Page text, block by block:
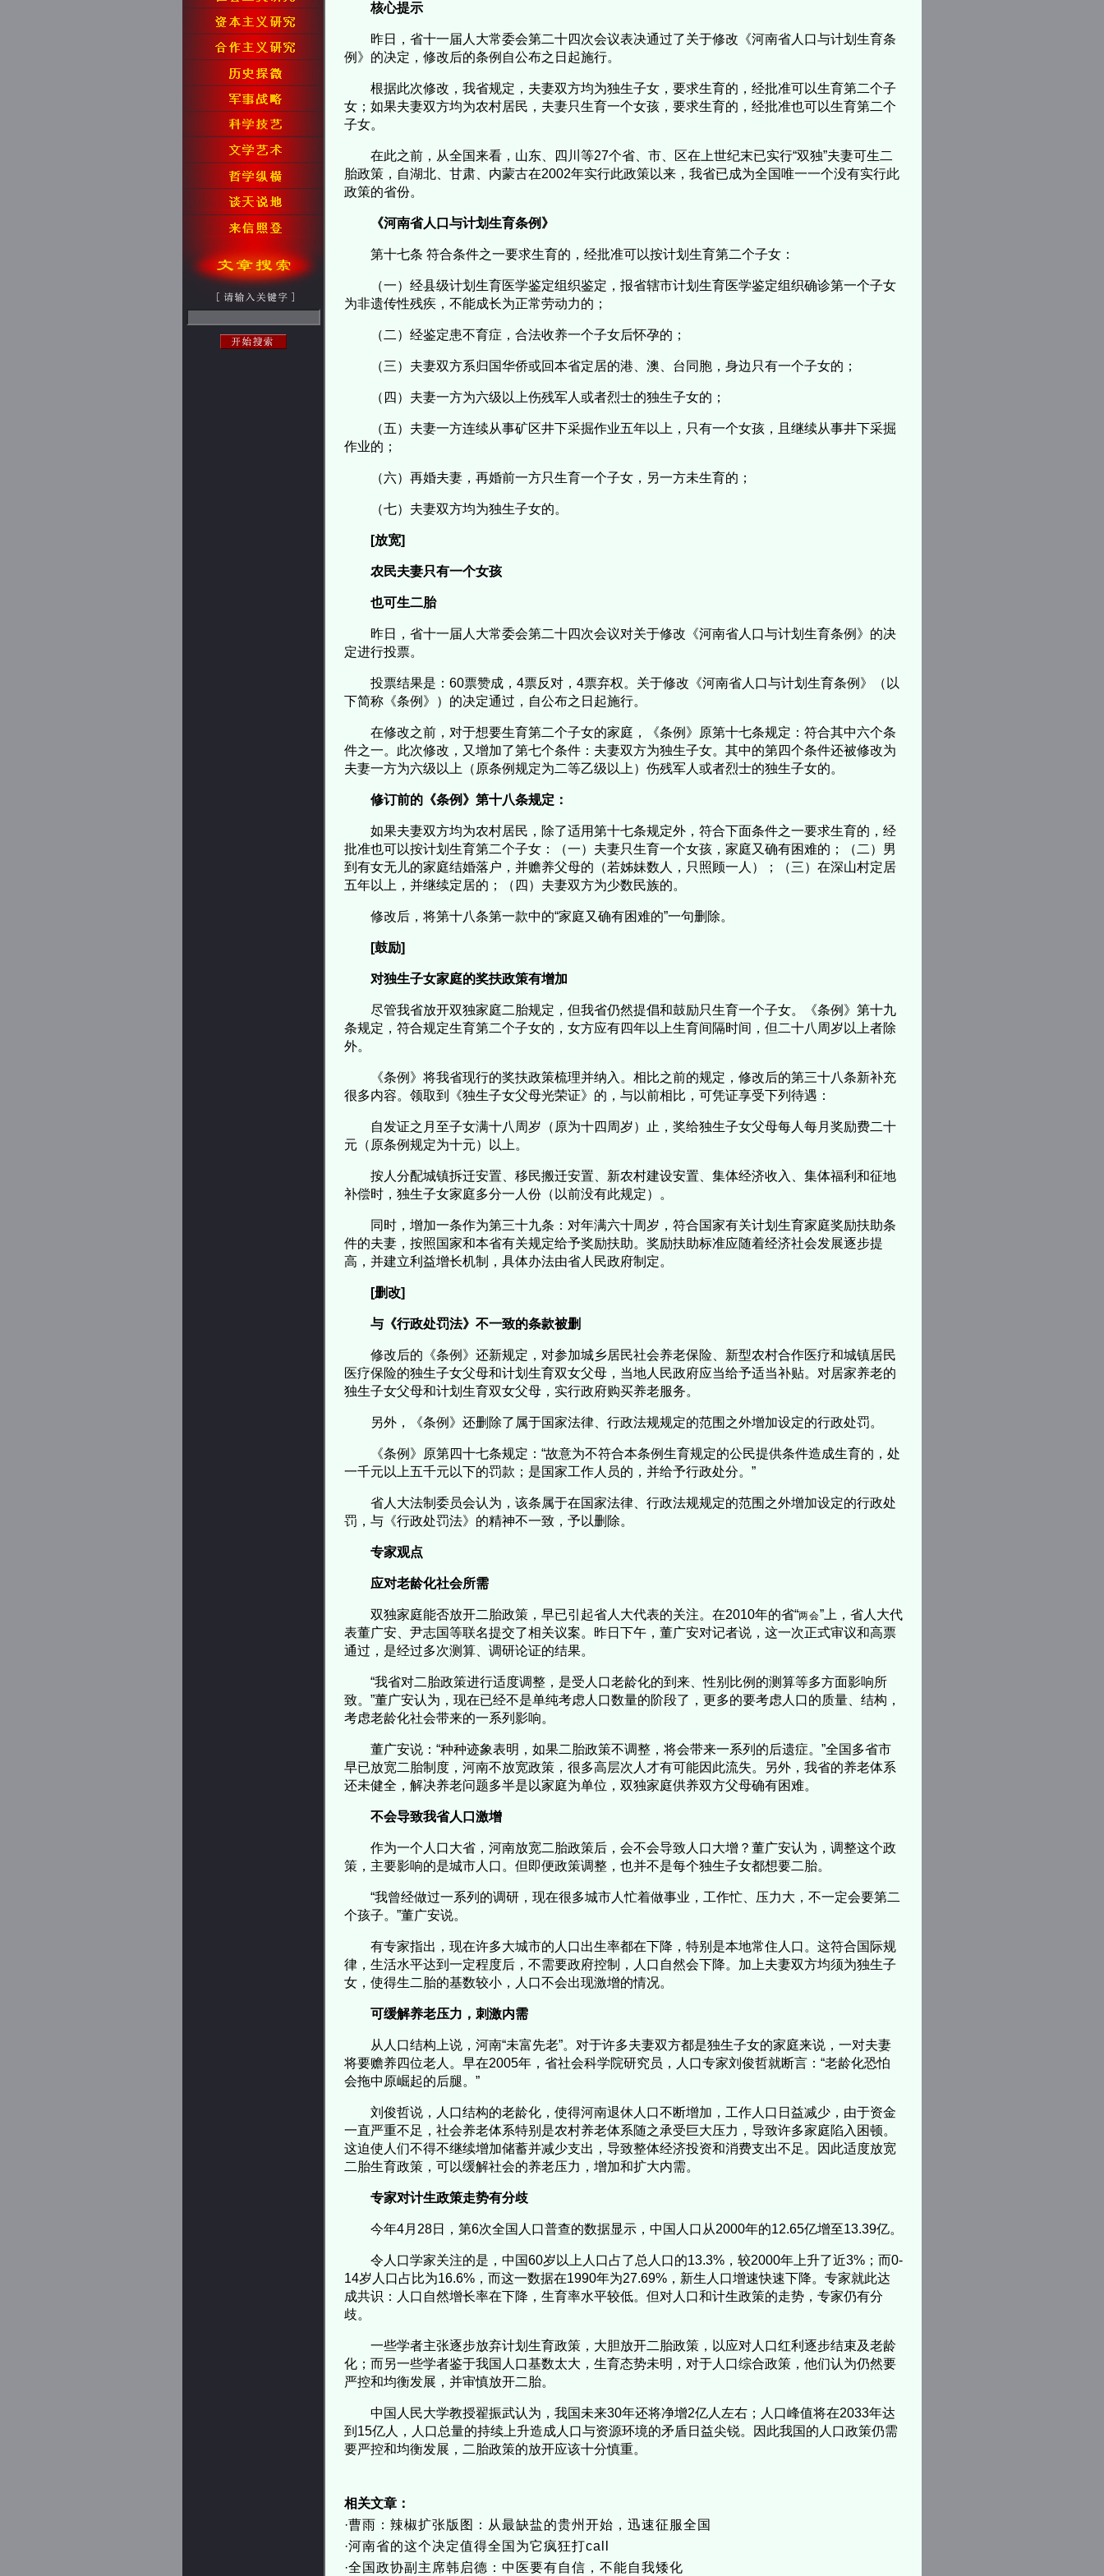
核心提示
昨日，省十一届人大常委会第二十四次会议表决通过了关于修改《河南省人口与计划生育条
例》的决定，修改后的条例自公布之日起施行。
根据此次修改，我省规定，夫妻双方均为独生子女，要求生育的，经批准可以生育第二个子
女；如果夫妻双方均为农村居民，夫妻只生育一个女孩，要求生育的，经批准也可以生育第二个
子女。
在此之前，从全国来看，山东、四川等27个省、市、区在上世纪末已实行“双独”夫妻可生二
胎政策，自湖北、甘肃、内蒙古在2002年实行此政策以来，我省已成为全国唯一一个没有实行此
政策的省份。
《河南省人口与计划生育条例》
第十七条 符合条件之一要求生育的，经批准可以按计划生育第二个子女：
（一）经县级计划生育医学鉴定组织鉴定，报省辖市计划生育医学鉴定组织确诊第一个子女
为非遗传性残疾，不能成长为正常劳动力的；
（二）经鉴定患不育症，合法收养一个子女后怀孕的；
（三）夫妻双方系归国华侨或回本省定居的港、澳、台同胞，身边只有一个子女的；
（四）夫妻一方为六级以上伤残军人或者烈士的独生子女的；
（五）夫妻一方连续从事矿区井下采掘作业五年以上，只有一个女孩，且继续从事井下采掘
作业的；
（六）再婚夫妻，再婚前一方只生育一个子女，另一方未生育的；
（七）夫妻双方均为独生子女的。
[放宽]
农民夫妻只有一个女孩
也可生二胎
昨日，省十一届人大常委会第二十四次会议对关于修改《河南省人口与计划生育条例》的决
定进行投票。
投票结果是：60票赞成，4票反对，4票弃权。关于修改《河南省人口与计划生育条例》（以
下简称《条例》）的决定通过，自公布之日起施行。
在修改之前，对于想要生育第二个子女的家庭，《条例》原第十七条规定：符合其中六个条
件之一。此次修改，又增加了第七个条件：夫妻双方为独生子女。其中的第四个条件还被修改为
夫妻一方为六级以上（原条例规定为二等乙级以上）伤残军人或者烈士的独生子女的。
修订前的《条例》第十八条规定：
如果夫妻双方均为农村居民，除了适用第十七条规定外，符合下面条件之一要求生育的，经
批准也可以按计划生育第二个子女：（一）夫妻只生育一个女孩，家庭又确有困难的；（二）男
到有女无儿的家庭结婚落户，并赡养父母的（若姊妹数人，只照顾一人）；（三）在深山村定居
五年以上，并继续定居的；（四）夫妻双方为少数民族的。
修改后，将第十八条第一款中的“家庭又确有困难的”一句删除。
[鼓励]
对独生子女家庭的奖扶政策有增加
尽管我省放开双独家庭二胎规定，但我省仍然提倡和鼓励只生育一个子女。《条例》第十九
条规定，符合规定生育第二个子女的，女方应有四年以上生育间隔时间，但二十八周岁以上者除
外。
《条例》将我省现行的奖扶政策梳理并纳入。相比之前的规定，修改后的第三十八条新补充
很多内容。领取到《独生子女父母光荣证》的，与以前相比，可凭证享受下列待遇：
自发证之月至子女满十八周岁（原为十四周岁）止，奖给独生子女父母每人每月奖励费二十
元（原条例规定为十元）以上。
按人分配城镇拆迁安置、移民搬迁安置、新农村建设安置、集体经济收入、集体福利和征地
补偿时，独生子女家庭多分一人份（以前没有此规定）。
同时，增加一条作为第三十九条：对年满六十周岁，符合国家有关计划生育家庭奖励扶助条
件的夫妻，按照国家和本省有关规定给予奖励扶助。奖励扶助标准应随着经济社会发展逐步提
高，并建立利益增长机制，具体办法由省人民政府制定。
[删改]
与《行政处罚法》不一致的条款被删
修改后的《条例》还新规定，对参加城乡居民社会养老保险、新型农村合作医疗和城镇居民
医疗保险的独生子女父母和计划生育双女父母，当地人民政府应当给予适当补贴。对居家养老的
独生子女父母和计划生育双女父母，实行政府购买养老服务。
另外，《条例》还删除了属于国家法律、行政法规规定的范围之外增加设定的行政处罚。
《条例》原第四十七条规定：“故意为不符合本条例生育规定的公民提供条件造成生育的，处
一千元以上五千元以下的罚款；是国家工作人员的，并给予行政处分。”
省人大法制委员会认为，该条属于在国家法律、行政法规规定的范围之外增加设定的行政处
罚，与《行政处罚法》的精神不一致，予以删除。
专家观点
应对老龄化社会所需
双独家庭能否放开二胎政策，早已引起省人大代表的关注。在2010年的省“两会”上，省人大代
表董广安、尹志国等联名提交了相关议案。昨日下午，董广安对记者说，这一次正式审议和高票
通过，是经过多次测算、调研论证的结果。
“我省对二胎政策进行适度调整，是受人口老龄化的到来、性别比例的测算等多方面影响所
致。”董广安认为，现在已经不是单纯考虑人口数量的阶段了，更多的要考虑人口的质量、结构，
考虑老龄化社会带来的一系列影响。
董广安说：“种种迹象表明，如果二胎政策不调整，将会带来一系列的后遗症。”全国多省市
早已放宽二胎制度，河南不放宽政策，很多高层次人才有可能因此流失。另外，我省的养老体系
还未健全，解决养老问题多半是以家庭为单位，双独家庭供养双方父母确有困难。
不会导致我省人口激增
作为一个人口大省，河南放宽二胎政策后，会不会导致人口大增？董广安认为，调整这个政
策，主要影响的是城市人口。但即便政策调整，也并不是每个独生子女都想要二胎。
“我曾经做过一系列的调研，现在很多城市人忙着做事业，工作忙、压力大，不一定会要第二
个孩子。”董广安说。
有专家指出，现在许多大城市的人口出生率都在下降，特别是本地常住人口。这符合国际规
律，生活水平达到一定程度后，不需要政府控制，人口自然会下降。加上夫妻双方均须为独生子
女，使得生二胎的基数较小，人口不会出现激增的情况。
可缓解养老压力，刺激内需
从人口结构上说，河南“未富先老”。对于许多夫妻双方都是独生子女的家庭来说，一对夫妻
将要赡养四位老人。早在2005年，省社会科学院研究员，人口专家刘俊哲就断言：“老龄化恐怕
会拖中原崛起的后腿。”
刘俊哲说，人口结构的老龄化，使得河南退休人口不断增加，工作人口日益减少，由于资金
一直严重不足，社会养老体系特别是农村养老体系随之承受巨大压力，导致许多家庭陷入困顿。
这迫使人们不得不继续增加储蓄并减少支出，导致整体经济投资和消费支出不足。因此适度放宽
二胎生育政策，可以缓解社会的养老压力，增加和扩大内需。
专家对计生政策走势有分歧
今年4月28日，第6次全国人口普查的数据显示，中国人口从2000年的12.65亿增至13.39亿。
令人口学家关注的是，中国60岁以上人口占了总人口的13.3%，较2000年上升了近3%；而0-
14岁人口占比为16.6%，而这一数据在1990年为27.69%，新生人口增速快速下降。专家就此达
成共识：人口自然增长率在下降，生育率水平较低。但对人口和计生政策的走势，专家仍有分
歧。
一些学者主张逐步放弃计划生育政策，大胆放开二胎政策，以应对人口红利逐步结束及老龄
化；而另一些学者鉴于我国人口基数太大，生育态势未明，对于人口综合政策，他们认为仍然要
严控和均衡发展，并审慎放开二胎。
中国人民大学教授翟振武认为，我国未来30年还将净增2亿人左右；人口峰值将在2033年达
到15亿人，人口总量的持续上升造成人口与资源环境的矛盾日益尖锐。因此我国的人口政策仍需
要严控和均衡发展，二胎政策的放开应该十分慎重。
相关文章：
·曹雨：辣椒扩张版图：从最缺盐的贵州开始，迅速征服全国
·河南省的这个决定值得全国为它疯狂打call
·全国政协副主席韩启德：中医要有自信，不能自我矮化